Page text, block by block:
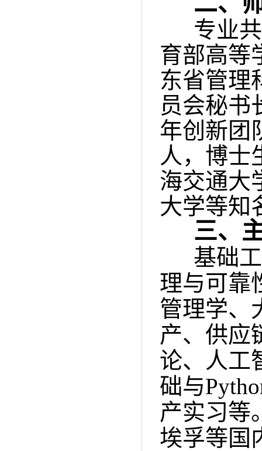
专业
育部高等
东省管理
员会秘书
年创新团
人，博士
海交通大
大学等知
三、
基础
理与可靠
管理学、
产、供应
论、人工
础与
产实习等
埃孚等国